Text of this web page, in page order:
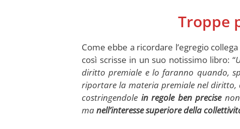
Troppe
Come ebbe a ricordare l’egregio
così scrisse in un suo notissimo libro: “
diritto premiale e lo faranno quando,
riportare la materia premiale nel diritto,
costringendole in regole ben precisenon
manell’interesse superiore della